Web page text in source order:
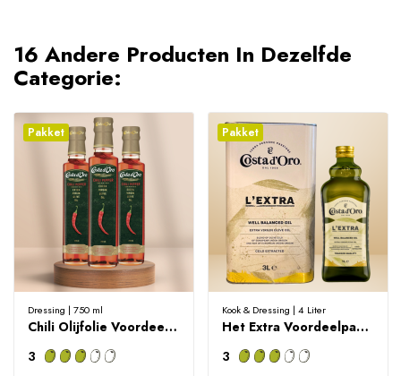
16 Andere Producten In Dezelfde
Categorie:
Pakket
Dressing | 750 ml
Chili Olijfolie Voordeelpakket 750ml
3
Pakket
Kook & Dressing | 4 Liter
Het Extra Voordeelpakket - 4 Liter
3